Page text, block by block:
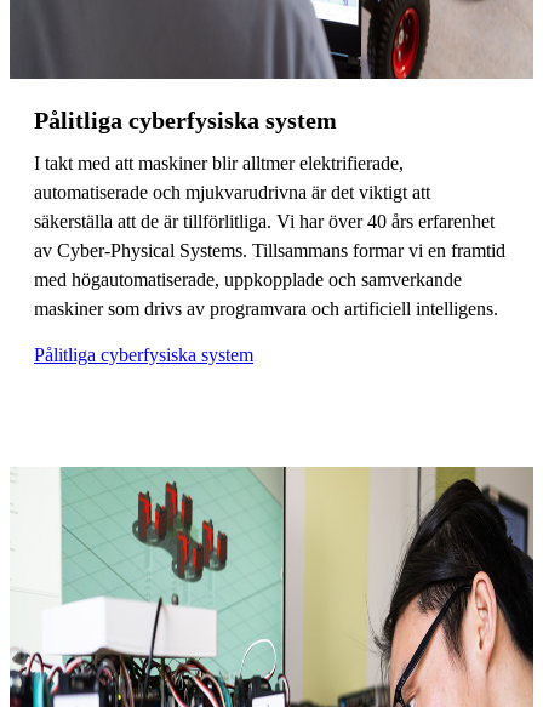
Pålitliga cyberfysiska system
I takt med att maskiner blir alltmer elektrifierade,
automatiserade och mjukvarudrivna är det viktigt att
säkerställa att de är tillförlitliga. Vi har över 40 års erfarenhet
av Cyber-Physical Systems. Tillsammans formar vi en framtid
med högautomatiserade, uppkopplade och samverkande
maskiner som drivs av programvara och artificiell intelligens.
Pålitliga cyberfysiska system